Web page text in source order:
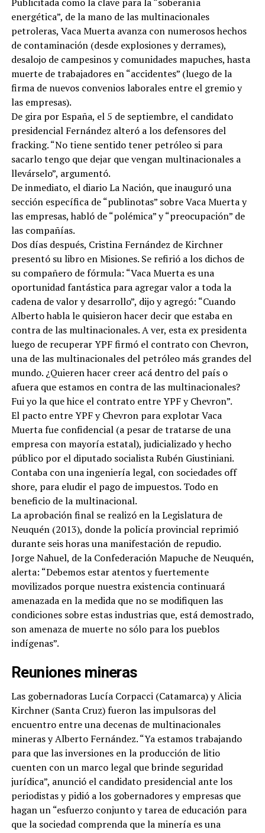
energética”, de la mano de las multinacionales
petroleras, Vaca Muerta avanza con numerosos hechos
de contaminación (desde explosiones y derrames),
desalojo de campesinos y comunidades mapuches, hasta
muerte de trabajadores en “accidentes” (luego de la
firma de nuevos convenios laborales entre el gremio y
las empresas).
De gira por España, el 5 de septiembre, el candidato
presidencial Fernández alteró a los defensores del
fracking. “No tiene sentido tener petróleo si para
sacarlo tengo que dejar que vengan multinacionales a
llevárselo”, argumentó.
De inmediato, el diario La Nación, que inauguró una
sección específica de “publinotas” sobre Vaca Muerta y
las empresas, habló de “polémica” y “preocupación” de
las compañías.
Dos días después, Cristina Fernández de Kirchner
presentó su libro en Misiones. Se refirió a los dichos de
su compañero de fórmula: “Vaca Muerta es una
oportunidad fantástica para agregar valor a toda la
cadena de valor y desarrollo”, dijo y agregó: “Cuando
Alberto habla le quisieron hacer decir que estaba en
contra de las multinacionales. A ver, esta ex presidenta
luego de recuperar YPF firmó el contrato con Chevron,
una de las multinacionales del petróleo más grandes del
mundo. ¿Quieren hacer creer acá dentro del país o
afuera que estamos en contra de las multinacionales?
Fui yo la que hice el contrato entre YPF y Chevron”.
El pacto entre YPF y Chevron para explotar Vaca
Muerta fue confidencial (a pesar de tratarse de una
empresa con mayoría estatal), judicializado y hecho
público por el diputado socialista Rubén Giustiniani.
Contaba con una ingeniería legal, con sociedades off
shore, para eludir el pago de impuestos. Todo en
beneficio de la multinacional.
La aprobación final se realizó en la Legislatura de
Neuquén (2013), donde la policía provincial reprimió
durante seis horas una manifestación de repudio.
Jorge Nahuel, de la Confederación Mapuche de Neuquén,
alerta: “Debemos estar atentos y fuertemente
movilizados porque nuestra existencia continuará
amenazada en la medida que no se modifiquen las
condiciones sobre estas industrias que, está demostrado,
son amenaza de muerte no sólo para los pueblos
indígenas”.
Reuniones mineras
Las gobernadoras Lucía Corpacci (Catamarca) y Alicia
Kirchner (Santa Cruz) fueron las impulsoras del
encuentro entre una decenas de multinacionales
mineras y Alberto Fernández. “Ya estamos trabajando
para que las inversiones en la producción de litio
cuenten con un marco legal que brinde seguridad
jurídica”, anunció el candidato presidencial ante los
periodistas y pidió a los gobernadores y empresas que
hagan un “esfuerzo conjunto y tarea de educación para
que la sociedad comprenda que la minería es una